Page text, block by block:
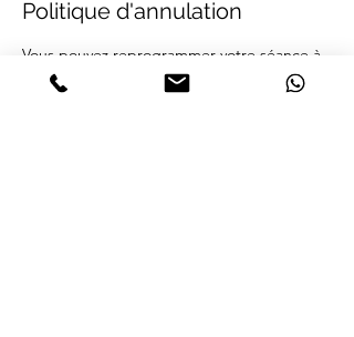
Politique d'annulation
Vous pouvez reprogrammer votre séance à
tout moment et l'annuler 12h avant l'heure
de début.